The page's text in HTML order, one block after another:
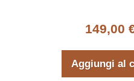
149,00
Aggiungi al